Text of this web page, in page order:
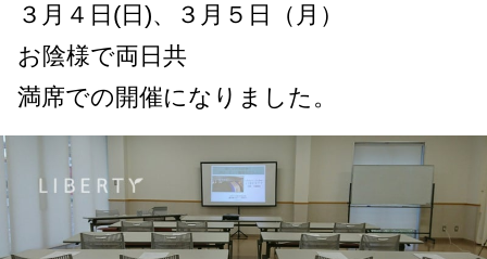
３月４日(日)、３月５日（月 ）
お陰様で両日共
満席での開催になりました。